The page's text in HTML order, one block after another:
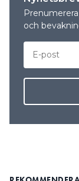
och